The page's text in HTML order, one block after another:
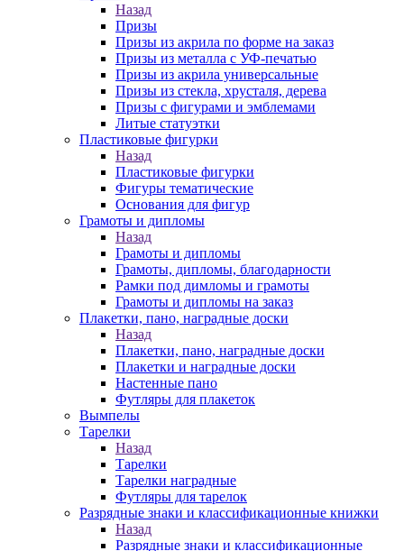
Назад
Призы
Призы из акрила по форме на заказ
Призы из металла с УФ-печатью
Призы из акрила универсальные
Призы из стекла, хрусталя, дерева
Призы с фигурами и эмблемами
Литые статуэтки
Пластиковые фигурки
Назад
Пластиковые фигурки
Фигуры тематические
Основания для фигур
Грамоты и дипломы
Назад
Грамоты и дипломы
Грамоты, дипломы, благодарности
Рамки под димломы и грамоты
Грамоты и дипломы на заказ
Плакетки, пано, наградные доски
Назад
Плакетки, пано, наградные доски
Плакетки и наградные доски
Настенные пано
Футляры для плакеток
Вымпелы
Тарелки
Назад
Тарелки
Тарелки наградные
Футляры для тарелок
Разрядные знаки и классификационные книжки
Назад
Разрядные знаки и классификационные